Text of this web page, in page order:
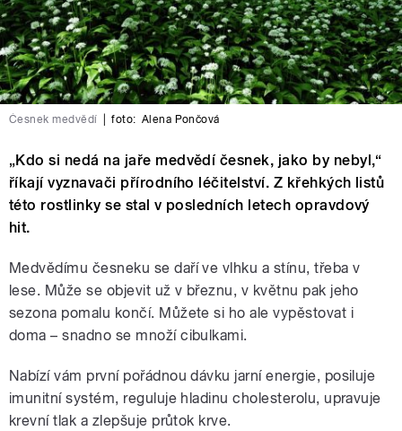
Česnek medvědí foto: Alena Pončová
„Kdo si nedá na jaře medvědí česnek, jako by nebyl,“
říkají vyznavači přírodního léčitelství. Z křehkých listů
této rostlinky se stal v posledních letech opravdový
hit.
Medvědímu česneku se daří ve vlhku a stínu, třeba v
lese. Může se objevit už v březnu, v květnu pak jeho
sezona pomalu končí. Můžete si ho ale vypěstovat i
doma – snadno se množí cibulkami.
Nabízí vám první pořádnou dávku jarní energie, posiluje
imunitní systém, reguluje hladinu cholesterolu, upravuje
krevní tlak a zlepšuje průtok krve.